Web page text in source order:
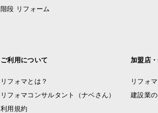
階段 リフォーム
ご利用について
リフォマとは？
リフォマコンサルタント（ナベさん）
利用規約
加盟店
リフォ
建設業